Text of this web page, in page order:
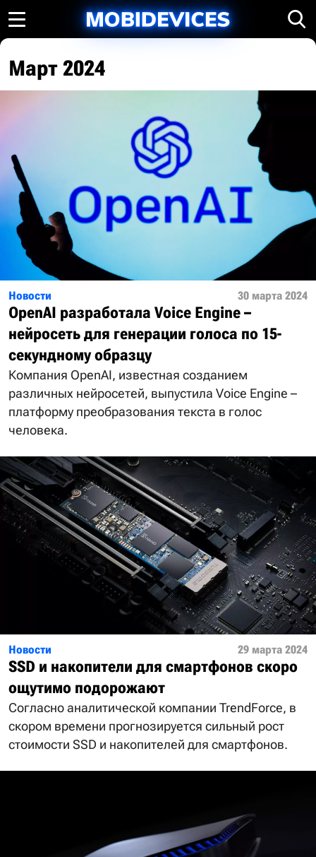
Март 2024
Новости 30 марта 2024
OpenAI разработала Voice Engine –
нейросеть для генерации голоса по 15-
секундному образцу
Компания OpenAI, известная созданием
различных нейросетей, выпустила Voice Engine –
платформу преобразования текста в голос
человека.
Новости 29 марта 2024
SSD и накопители для смартфонов скоро
ощутимо подорожают
Согласно аналитической компании TrendForce, в
скором времени прогнозируется сильный рост
стоимости SSD и накопителей для смартфонов.